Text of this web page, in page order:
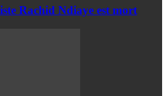
Rachid Ndiaye est mort